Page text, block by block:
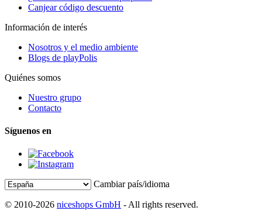
Canjear código descuento
Información de interés
Nosotros y el medio ambiente
Blogs de playPolis
Quiénes somos
Nuestro grupo
Contacto
Síguenos en
Cambiar país/idioma
© 2010-2026 niceshops GmbH - All rights reserved.